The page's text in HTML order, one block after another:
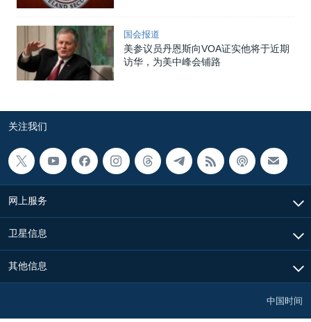
国会报道
美参议员丹恩斯向VOA证实他将于近期
访华，为美中峰会铺路
关注我们
网上服务
卫星信息
其他信息
中国时间